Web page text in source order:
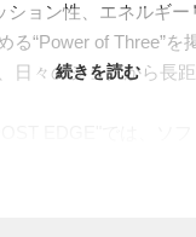
ション性、エネルギ
る“Power of Three”を
日々のジョグから長
続きを読む